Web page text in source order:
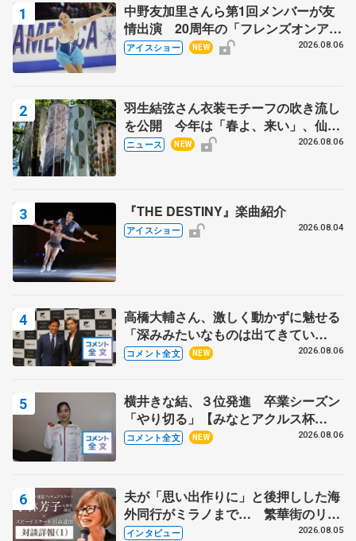
中野友加里さんら第1回メンバーが友
情出演 20周年の「フレンズオンアイ
ス」 宮本賢二さん、有川梨絵さん、
アイスショー NEW 2026.08.06
羽生結弦さん衣装モチーフの吹き流し
を公開 今年は「春よ、来い」、仙台
の瑞鳳殿
ニュース NEW 2026.08.06
『THE DESTINY』楽曲紹介
アイスショー 2026.08.04
高橋大輔さん、激しく動かずに魅せる
「深みみたいなものは出てきてい
る？」 〝兄さん〟と慕うレジェンド
コメント全文 NEW 2026.08.06
横井きな結、３位発進 卒業シーズン
「やり切る」【みなとアクルス杯
SP】
コメント全文 NEW 2026.08.06
夫が「思い出作りに」と後押しした海
外同行がミラノまで… 繁華街のリン
クでは不良のお兄さんも味方に 小林
インタビュー 2026.08.05